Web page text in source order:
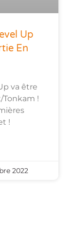
Up
En
va être
!
!
2022